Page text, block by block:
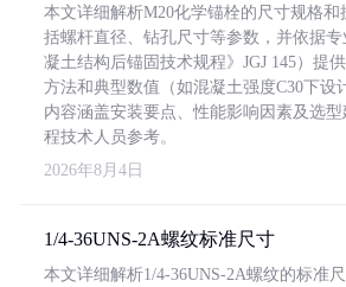
本文详细解析M20化学锚栓的尺寸规格和
括螺杆直径、钻孔尺寸等参数，并依据
凝土结构后锚固技术规程》JGJ 145）提
方法和典型数值（如混凝土强度C30下设
内容涵盖安装要点、性能影响因素及选
程技术人员参考。
2026年8月4日
1/4-36UNS-2A螺纹标准尺寸
本文详细解析1/4-36UNS-2A螺纹的标准